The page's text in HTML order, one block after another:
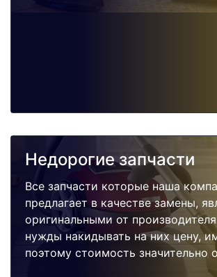
Недорогие запчасти
Все запчасти которые наша
предлагает в качестве замены,
оригинальными от
нужды накидывать на них цену,
поэтому стоимость значительно